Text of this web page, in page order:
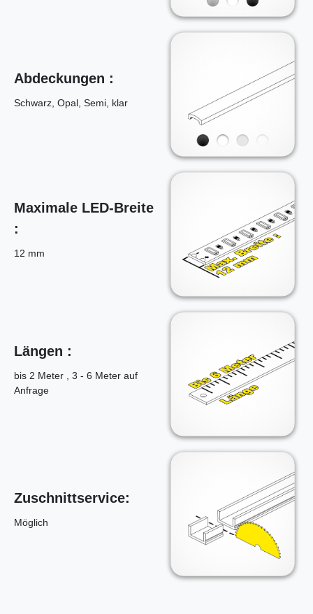
Abdeckungen :
Schwarz, Opal, Semi, klar
Maximale LED-Breite
:
12 mm
Längen :
bis 2 Meter , 3 - 6 Meter auf
Anfrage
Zuschnittservice:
Möglich